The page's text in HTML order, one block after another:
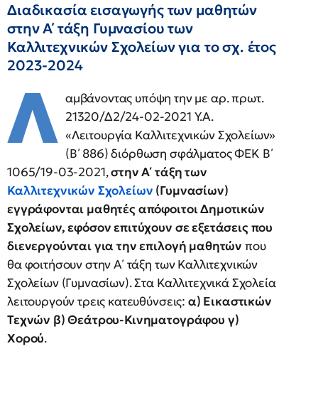
Διαδικασία εισαγωγής των μαθητών
στην Α΄ τάξη Γυμνασίου των
Καλλιτεχνικών Σχολείων για το σχ. έτος
2023-2024
Λ αμβάνοντας υπόψη την με αρ. πρωτ.
21320/Δ2/24-02-2021 Υ.Α.
«Λειτουργία Καλλιτεχνικών Σχολείων»
(Β΄ 886) διόρθωση σφάλματος ΦΕΚ Β΄
1065/19-03-2021,στην Α΄ τάξη των
Καλλιτεχνικών Σχολείων (Γυμνασίων)
εγγράφονται μαθητές απόφοιτοι Δημοτικών
Σχολείων, εφόσον επιτύχουν σε εξετάσεις που
διενεργούνται για την επιλογή μαθητών που
θα φοιτήσουν στην Α΄ τάξη των Καλλιτεχνικών
Σχολείων (Γυμνασίων). Στα Καλλιτεχνικά Σχολεία
λειτουργούν τρεις κατευθύνσεις: α) Εικαστικών
Τεχνών β) Θεάτρου-Κινηματογράφου γ)
Χορού.